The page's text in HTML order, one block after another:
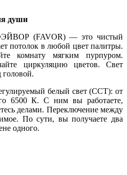
души
(FAVOR) — это чистый
потолок в любой цвет палитры.
комнату мягким пурпуром.
циркуляцию цветов. Свет
головой.
белый свет (CCT): от
6500 К. С ним вы работаете,
делами. Переключение между
По сути, вы получаете два
одного.